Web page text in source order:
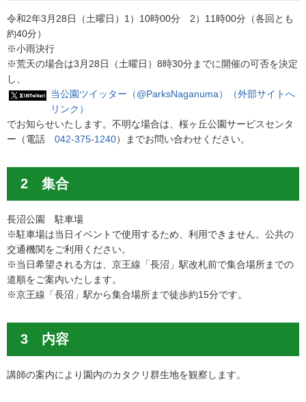
令和2年3月28日（土曜日）1）10時00分 2）11時00分（各回とも
約40分）
※小雨決行
※荒天の場合は3月28日（土曜日）8時30分までに開催の可否を決定
し、
当公園ツイッター（@ParksNaganuma）（外部サイトへ
リンク）
でお知らせいたします。不明な場合は、桜ヶ丘公園サービスセンタ
ー（電話 042-375-1240）までお問い合わせください。
2 集合
長沼公園 駐車場
※駐車場は当日イベントで使用するため、利用できません。公共の
交通機関をご利用ください。
※当日希望される方は、京王線「長沼」駅改札前で集合場所までの
道順をご案内いたします。
※京王線「長沼」駅から集合場所まで徒歩約15分です。
3 内容
講師の案内により園内のカタクリ群生地を観察します。